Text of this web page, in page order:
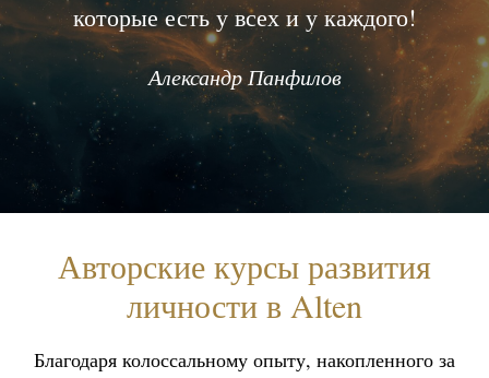
которые есть у всех и у каждого!
Александр Панфилов
Авторские курсы развития
личности в Alten
Благодаря колоссальному опыту, накопленного за